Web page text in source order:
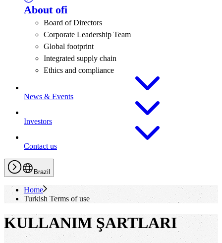
About ofi
Board of Directors
Corporate Leadership Team
Global footprint
Integrated supply chain
Ethics and compliance
News & Events
Investors
Contact us
Brazil
Home
Turkish Terms of use
KULLANIM ŞARTLARI